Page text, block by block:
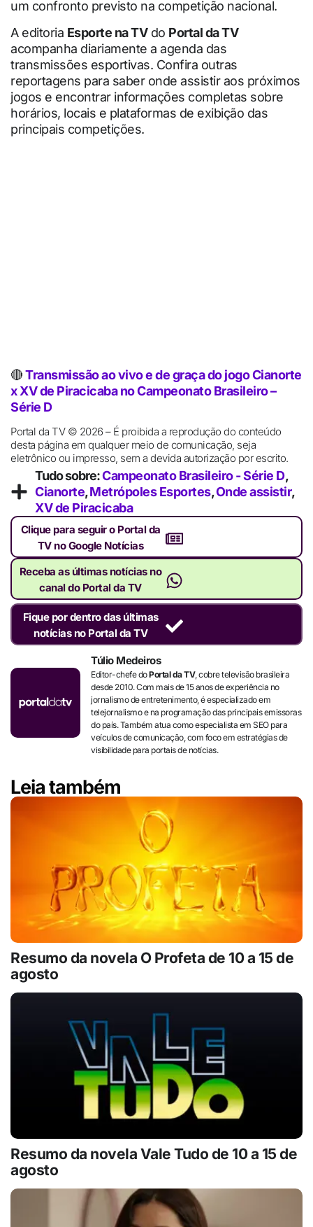
um confronto previsto na competição nacional.
A editoria Esporte na TVdo Portal da TV
acompanha diariamente a agenda das
transmissões esportivas. Confira outras
reportagens para saber onde assistir aos próximos
jogos e encontrar informações completas sobre
horários, locais e plataformas de exibição das
principais competições.
🔴Transmissão ao vivo e de graça do jogo Cianorte
x XV de Piracicaba no Campeonato Brasileiro –
Série D
Portal da TV © 2026 – É proibida a reprodução do conteúdo
desta página em qualquer meio de comunicação, seja
eletrônico ou impresso, sem a devida autorização por escrito.
Tudo sobre:Campeonato Brasileiro - Série D,
Cianorte,Metrópoles Esportes,Onde assistir,
XV de Piracicaba
Clique para seguir o Portal da
TV no Google Notícias
Receba as últimas notícias no
canal do Portal da TV
Fique por dentro das últimas
notícias no Portal da TV
Túlio Medeiros
Editor-chefe doPortal da TV, cobre televisão brasileira
desde 2010. Com mais de 15 anos de experiência no
jornalismo de entretenimento, é especializado em
telejornalismo e na programação das principais emissoras
do país. Também atua como especialista em SEO para
veículos de comunicação, com foco em estratégias de
visibilidade para portais de notícias.
Leia também
Resumo da novela O Profeta de 10 a 15 de
agosto
Resumo da novela Vale Tudo de 10 a 15 de
agosto